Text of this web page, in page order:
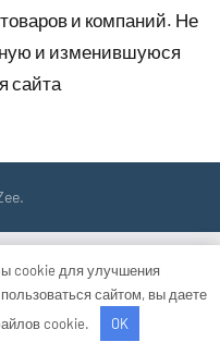
и компаний. Не
и изменившуюся
сайта
cookie для улучшения
сайтом, вы даете
cookie.
OK